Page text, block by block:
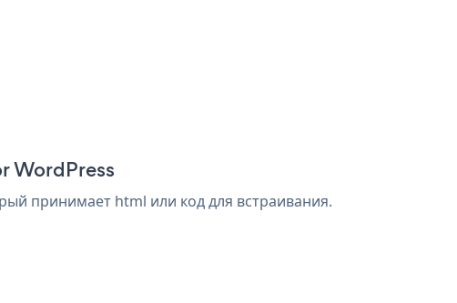
WordPress
принимает html или код для встраивания.